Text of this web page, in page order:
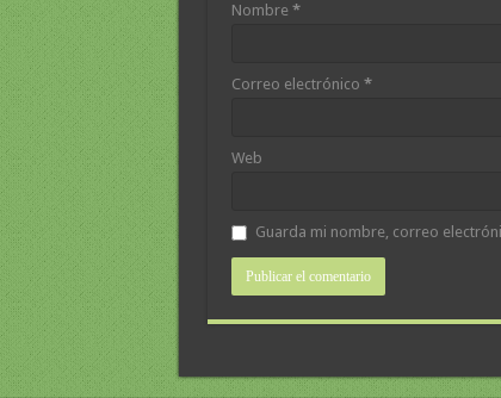
Nombre *
Correo electrónico *
Web
Guarda mi nombre, correo